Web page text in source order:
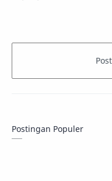
Postingan Populer